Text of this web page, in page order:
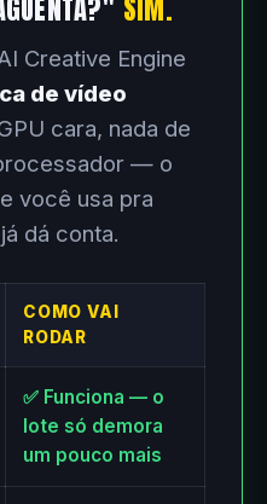
SIM.
Creative Engine
de vídeo
cara, nada de
— o
você usa pra
dá conta.
COMO VAI
RODAR
✅ Funciona — o
lote só demora
um pouco mais